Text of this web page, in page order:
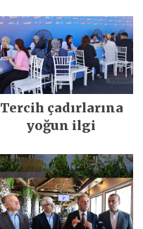
edildi
Tercih çadırlarına
yoğun ilgi